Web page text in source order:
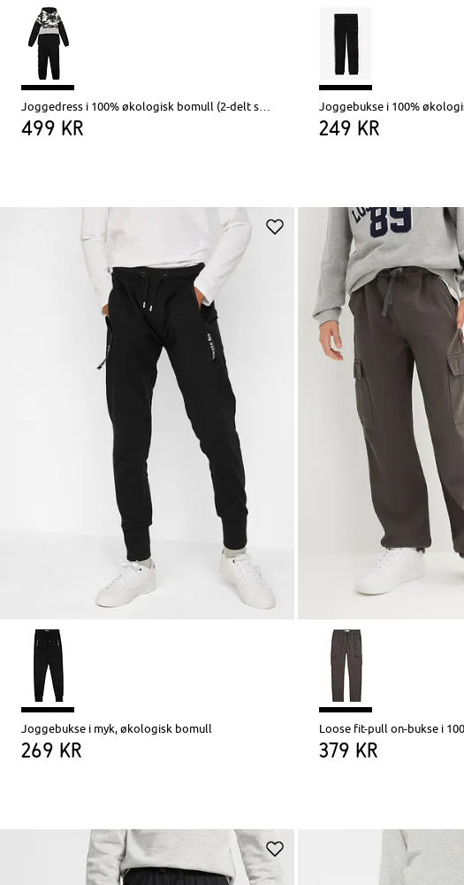
499 kr
Joggebukse i 100%
249 kr
Joggebukse i myk, økologisk bomull
269 kr
Loose fit-pull on-bukse i
379 kr